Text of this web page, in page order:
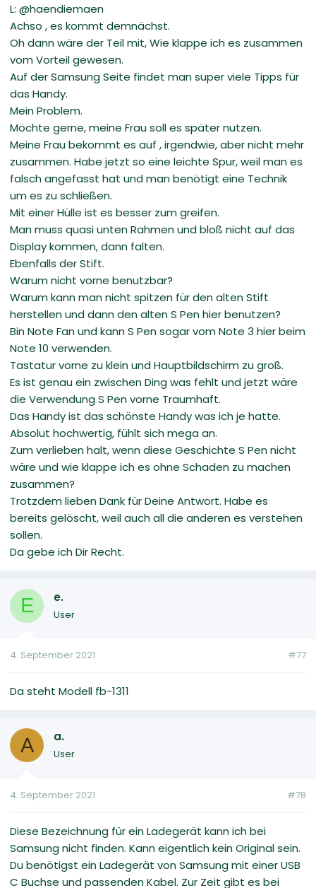
L: @haendiemaen
Achso , es kommt demnächst.
Oh dann wäre der Teil mit, Wie klappe ich es zusammen
vom Vorteil gewesen.
Auf der Samsung Seite findet man super viele Tipps für
das Handy.
Mein Problem.
Möchte gerne, meine Frau soll es später nutzen.
Meine Frau bekommt es auf , irgendwie, aber nicht mehr
zusammen. Habe jetzt so eine leichte Spur, weil man es
falsch angefasst hat und man benötigt eine Technik
um es zu schließen.
Mit einer Hülle ist es besser zum greifen.
Man muss quasi unten Rahmen und bloß nicht auf das
Display kommen, dann falten.
Ebenfalls der Stift.
Warum nicht vorne benutzbar?
Warum kann man nicht spitzen für den alten Stift
herstellen und dann den alten S Pen hier benutzen?
Bin Note Fan und kann S Pen sogar vom Note 3 hier beim
Note 10 verwenden.
Tastatur vorne zu klein und Hauptbildschirm zu groß.
Es ist genau ein zwischen Ding was fehlt und jetzt wäre
die Verwendung S Pen vorne Traumhaft.
Das Handy ist das schönste Handy was ich je hatte.
Absolut hochwertig, fühlt sich mega an.
Zum verlieben halt, wenn diese Geschichte S Pen nicht
wäre und wie klappe ich es ohne Schaden zu machen
zusammen?
Trotzdem lieben Dank für Deine Antwort. Habe es
bereits gelöscht, weil auch all die anderen es verstehen
sollen.
Da gebe ich Dir Recht.
E e.
User
4. September 2021 #77
Da steht Modell fb-1311
A a.
User
4. September 2021 #78
Diese Bezeichnung für ein Ladegerät kann ich bei
Samsung nicht finden. Kann eigentlich kein Original sein.
Du benötigst ein Ladegerät von Samsung mit einer USB
C Buchse und passenden Kabel. Zur Zeit gibt es bei